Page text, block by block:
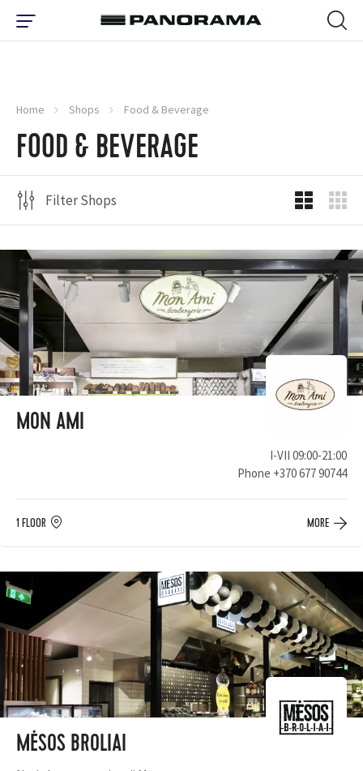
Home Shops Food & Beverage
FOOD & BEVERAGE
Filter Shops
MON AMI
I-VII 09:00-21:00
Phone +370 677 90744
1 FLOOR MORE
MĖSOS BROLIAI